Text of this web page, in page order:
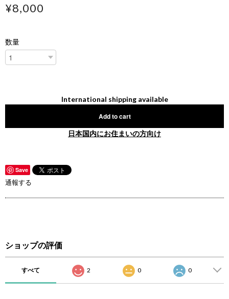
¥8,000
数量
International shipping available
Add to cart
日本国内にお住まいの方向け
Save
通報する
ショップの評価
すべて 2 0 0